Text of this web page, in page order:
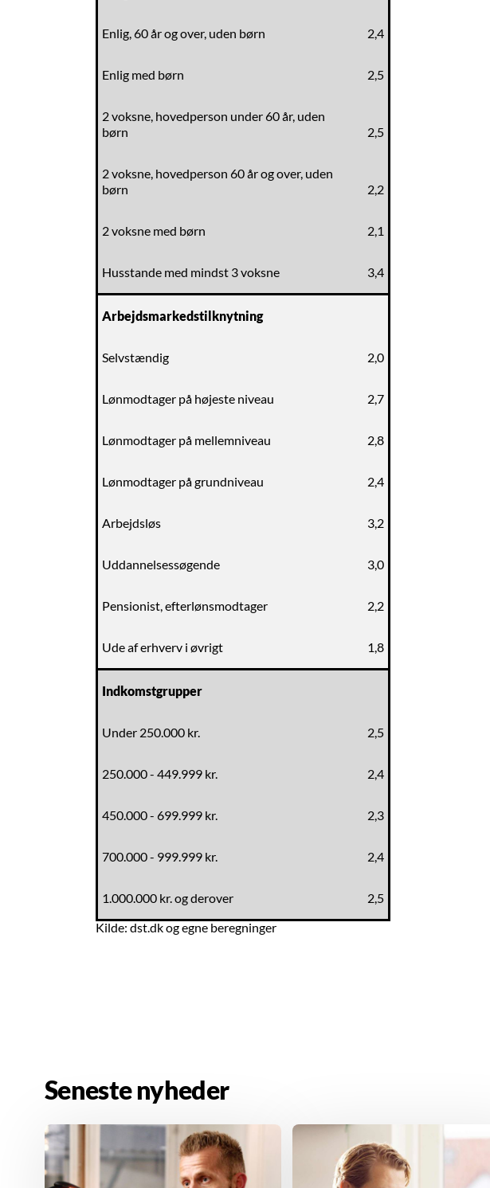
Enlig, 60 år og over, uden børn 2,4
Enlig med børn 2,5
2 voksne, hovedperson under 60 år, uden
børn
2,5
2 voksne, hovedperson 60 år og over, uden
børn
2,2
2 voksne med børn 2,1
Husstande med mindst 3 voksne 3,4
Arbejdsmarkedstilknytning
Selvstændig 2,0
Lønmodtager på højeste niveau 2,7
Lønmodtager på mellemniveau 2,8
Lønmodtager på grundniveau 2,4
Arbejdsløs 3,2
Uddannelsessøgende 3,0
Pensionist, efterlønsmodtager 2,2
Ude af erhverv i øvrigt 1,8
Indkomstgrupper
Under 250.000 kr. 2,5
250.000 - 449.999 kr. 2,4
450.000 - 699.999 kr. 2,3
700.000 - 999.999 kr. 2,4
1.000.000 kr. og derover
2,5
Kilde: dst.dk og egne beregninger
Seneste nyheder